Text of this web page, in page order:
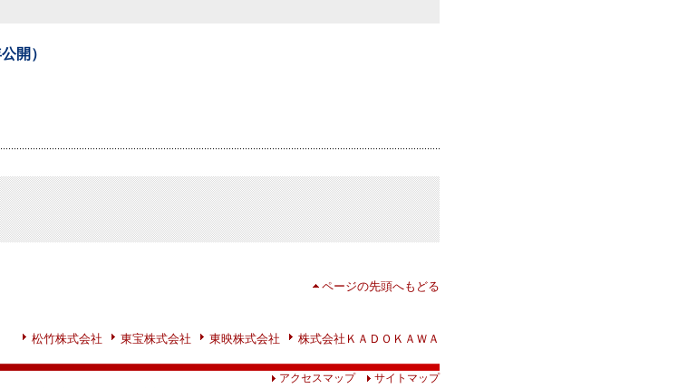
開）
ページの先頭へもどる
松竹株式会社 東宝株式会社 東映株式会社 株式会社ＫＡＤＯＫＡＷＡ
アクセスマップ サイトマップ